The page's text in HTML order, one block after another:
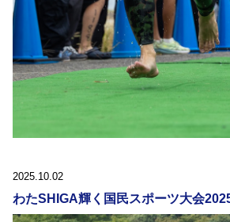
2025.10.02
わたSHIGA輝く国民スポーツ大会